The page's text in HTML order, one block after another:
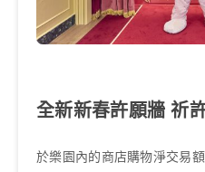
全新新春許願牆 祈
於樂園內的商店購物淨交易